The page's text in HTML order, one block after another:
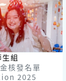
組
核發名單
2025